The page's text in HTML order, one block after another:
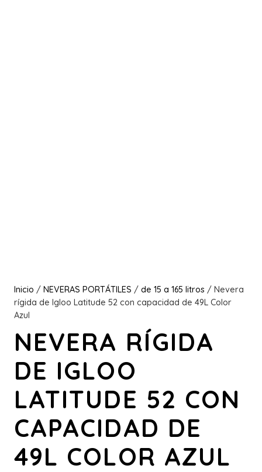
Inicio / NEVERAS PORTÁTILES / de 15 a 165 litros / Nevera
rígida de Igloo Latitude 52 con capacidad de 49L Color
Azul
NEVERA RÍGIDA
DE IGLOO
LATITUDE 52 CON
CAPACIDAD DE
49L COLOR AZUL